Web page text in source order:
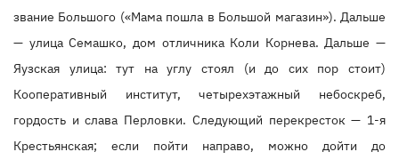
звание Большого («Мама пошла в Большой магазин»). Дальше
— улица Семашко, дом отличника Коли Корнева. Дальше —
Яузская улица: тут на углу стоял (и до сих пор стоит)
Кооперативный институт, четырехэтажный небоскреб,
гордость и слава Перловки. Следующий перекресток — 1-я
Крестьянская; если пойти направо, можно дойти до